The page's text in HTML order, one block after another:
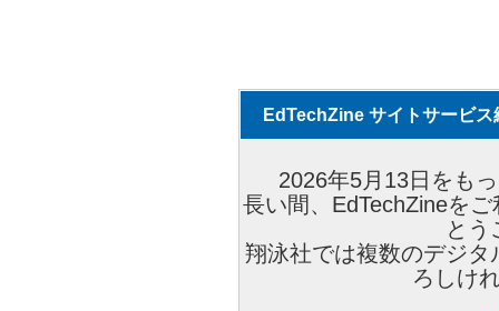
EdTechZine サイトサービス
2026年5月13日をも
長い間、EdTechZineを
とう
翔泳社では複数のデジ
ろしけ